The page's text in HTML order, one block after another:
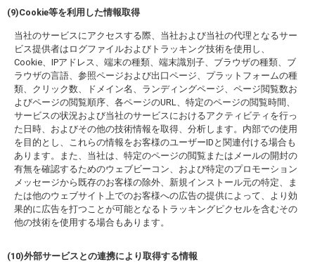
(9)Cookie等を利用した情報取得
当社のサービスにアクセスする際、当社および当社の代理となるサー
ビス提供者はログファイルおよびトラッキング技術を使用し、
Cookie、IPアドレス、端末の種類、端末識別子、ブラウザの種類、ブ
ラウザの言語、参照ページおよび出口ページ、プラットフォームの種
類、クリック数、ドメイン名、ランディングページ、ページ閲覧数お
よびページの閲覧順序、各ページのURL、特定のページの閲覧時間、
サービスの状況および当社のサービスにおけるアクティビティを行っ
た日時、およびその他の技術情報を取得、分析します。内部での使用
を目的とし、これらの情報をお客様のユーザーIDと関連付ける場合も
あります。また、当社は、特定のページの閲覧またはメールの開封の
有無を確認するためのウェブビーコン、および特定のプロモーション
メッセージから既存のお客様の除外、新規インストール元の特定、ま
たは他のウェブサイト上でのお客様への広告の提供によって、より効
果的に広告を打つことが可能となるトラッキングピクセルを含むその
他の技術を使用する場合もあります。
(10)外部サービスとの連携により取得する情報